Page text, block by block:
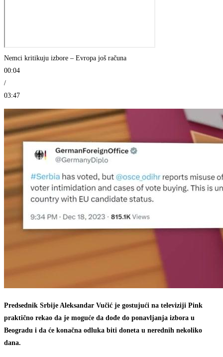
Nemci kritikuju izbore – Evropa još računa
00:04
/
03:47
Predsednik Srbije Aleksandar Vučić je gostujući na televiziji Pink
praktično rekao da je moguće da dođe do ponavljanja izbora u
Beogradu i da će konačna odluka biti doneta u nerednih nekoliko
dana.